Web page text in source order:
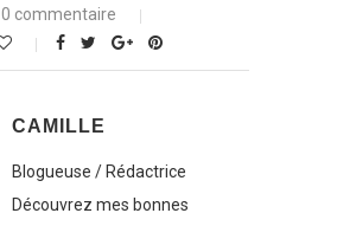
0 commentaire
CAMILLE
Blogueuse / Rédactrice
Découvrez mes bonnes